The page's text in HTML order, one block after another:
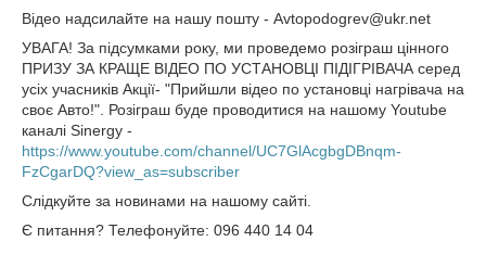
Відео надсилайте на нашу пошту - Avtopodogrev@ukr.net
УВАГА! За підсумками року, ми проведемо розіграш цінного
ПРИЗУ ЗА КРАЩЕ ВІДЕО ПО УСТАНОВЦІ ПІДІГРІВАЧА серед
усіх учасників Акції- "Прийшли відео по установці нагрівача на
своє Авто!". Розіграш буде проводитися на нашому Youtube
каналі Sinergy -
https://www.youtube.com/channel/UC7GlAcgbgDBnqm-
FzCgarDQ?view_as=subscriber
Слідкуйте за новинами на нашому сайті.
Є питання? Телефонуйте: 096 440 14 04